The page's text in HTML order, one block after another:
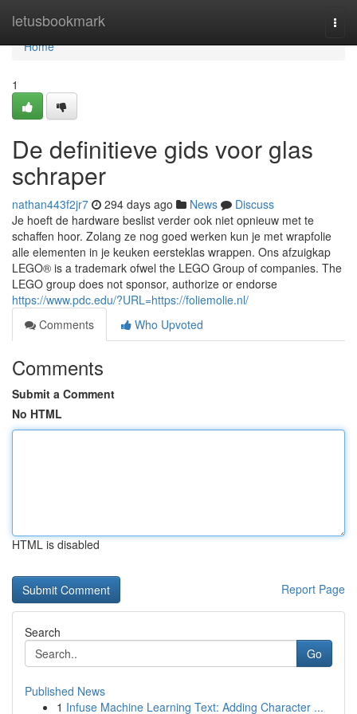
letusbookmark
Home
Home
1
De definitieve gids voor glas
schraper
nathan443f2jr7 294 days ago News
Discuss
Je hoeft de hardware beslist verder ook niet opnieuw met te
schaffen hoor. Zolang ze nog goed werken kun je met wrapfolie
alle elementen in je keuken eersteklas wrappen. Ons afzuigkap
LEGO® is a trademark ofwel the LEGO Group of companies. The
LEGO group does not sponsor, authorize or endorse
https://www.pdc.edu/?URL=https://foliemolie.nl/
Comments
Who Upvoted
Comments
Submit a Comment
No HTML
HTML is disabled
Report Page
Search
Go
Published News
1 Infuse Machine Learning Text: Adding Character ...